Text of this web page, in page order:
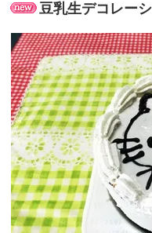
豆乳生デコレー